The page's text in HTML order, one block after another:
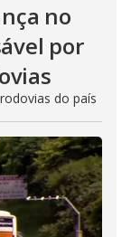
no
por
do país